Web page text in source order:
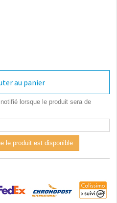
au panier
lorsque le produit sera de
le produit est disponible